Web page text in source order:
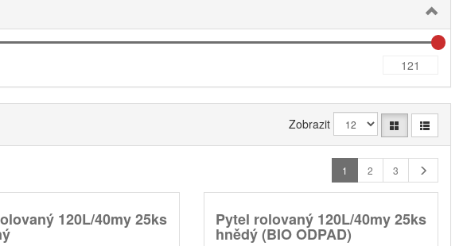
Zobrazit
1 2 3
120L/40my 25ks Pytel rolovaný 120L/40my 25ks
hnědý (BIO ODPAD)